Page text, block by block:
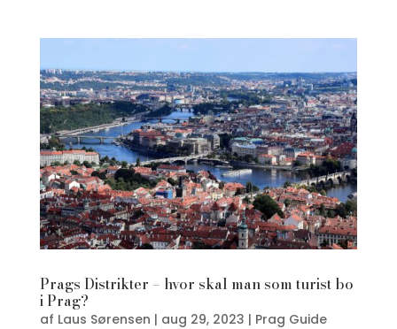
Prags Distrikter – hvor skal man som turist bo
i Prag?
af Laus Sørensen | aug 29, 2023 | Prag Guide